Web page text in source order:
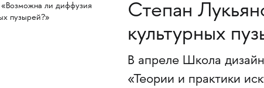
Степан
культурных
В апреле Школа
«Теории и практики